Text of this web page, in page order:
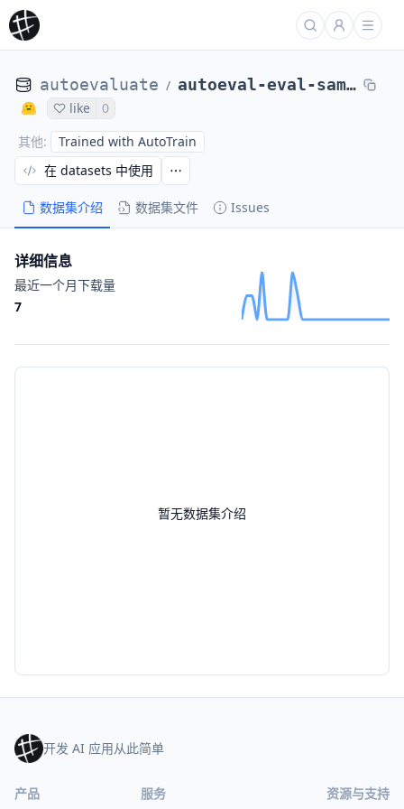
autoevaluate / autoeval-eval-samsum-samsum-89ef9c-1465453967
like
0
其他: Trained with AutoTrain
数据集介绍 数据集文件 Issues
在 datasets 中使用
暂无数据集介绍
详细信息
最近一个月下载量
7
开发 AI 应用从此简单
产品 服务 资源与支持